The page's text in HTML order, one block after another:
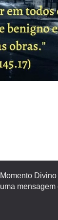
Momento
uma